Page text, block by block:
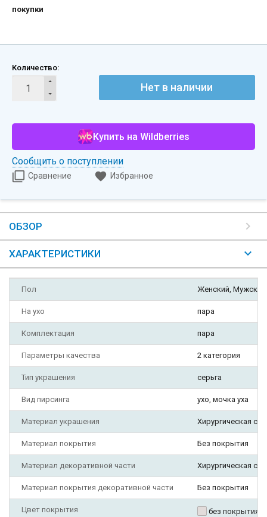
покупки
Количество:
Нет в наличии
Купить на Wildberries
Сообщить о поступлении
Сравнение Избранное
ОБЗОР
ХАРАКТЕРИСТИКИ
Пол Женский, Мужской
На ухо пара
Комплектация пара
Параметры качества 2 категория
Тип украшения серьга
Вид пирсинга ухо, мочка уха
Материал украшения Хирургическая
Материал покрытия Без покрытия
Материал декоративной части Хирургическая
Материал покрытия декоративной части Без покрытия
Цвет покрытия
без покрытия